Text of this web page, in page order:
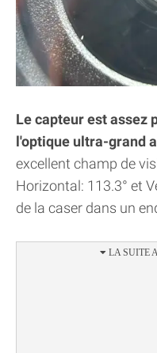
Le capteur est assez
l'optique ultra-grand
excellent champ de
Horizontal: 113.3° et
de la caser dans un